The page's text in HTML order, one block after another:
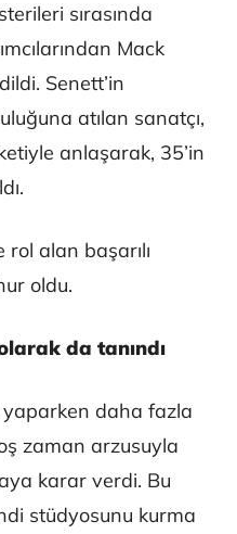
sırasında
Mack
Senett’in
atılan sanatçı,
anlaşarak, 35’in
alan başarılı
oldu.
da tanındı
yaparken daha fazla
zaman arzusuyla
karar verdi. Bu
stüdyosunu kurma